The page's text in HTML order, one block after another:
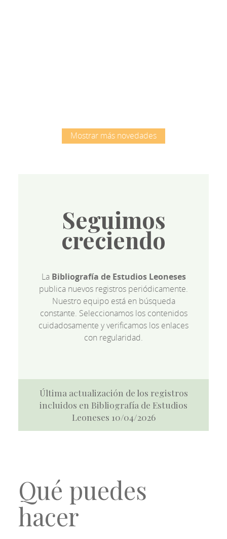
Mostrar más novedades
Seguimos
creciendo
La Bibliografía de Estudios Leoneses
publica nuevos registros periódicamente.
Nuestro equipo está en búsqueda
constante. Seleccionamos los contenidos
cuidadosamente y verificamos los enlaces
con regularidad.
Última actualización de los registros
incluidos en Bibliografía de Estudios
Leoneses 10/04/2026
Qué puedes
hacer